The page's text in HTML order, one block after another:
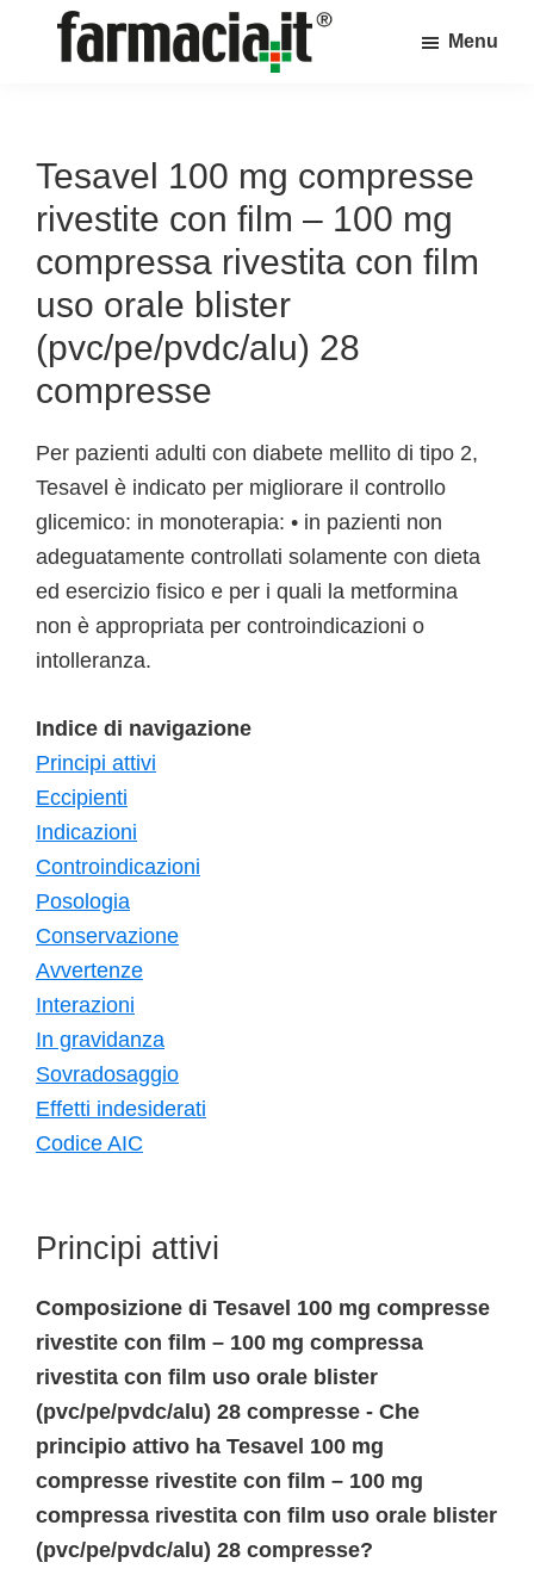
sul
mondo
della
farmacia
online
Menu
Tesavel 100 mg compresse
rivestite con film – 100 mg
compressa rivestita con film
uso orale blister
(pvc/pe/pvdc/alu) 28
compresse
Per pazienti adulti con diabete mellito di tipo 2,
Tesavel è indicato per migliorare il controllo
glicemico: in monoterapia: • in pazienti non
adeguatamente controllati solamente con dieta
ed esercizio fisico e per i quali la metformina
non è appropriata per controindicazioni o
intolleranza.
Indice di navigazione
Principi attivi
Eccipienti
Indicazioni
Controindicazioni
Posologia
Conservazione
Avvertenze
Interazioni
In gravidanza
Sovradosaggio
Effetti indesiderati
Codice AIC
Principi attivi
Composizione di Tesavel 100 mg compresse
rivestite con film – 100 mg compressa
rivestita con film uso orale blister
(pvc/pe/pvdc/alu) 28 compresse - Che
principio attivo ha Tesavel 100 mg
compresse rivestite con film – 100 mg
compressa rivestita con film uso orale blister
(pvc/pe/pvdc/alu) 28 compresse?